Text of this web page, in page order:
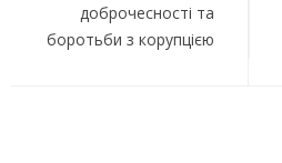
доброчесності та
боротьби з корупцією